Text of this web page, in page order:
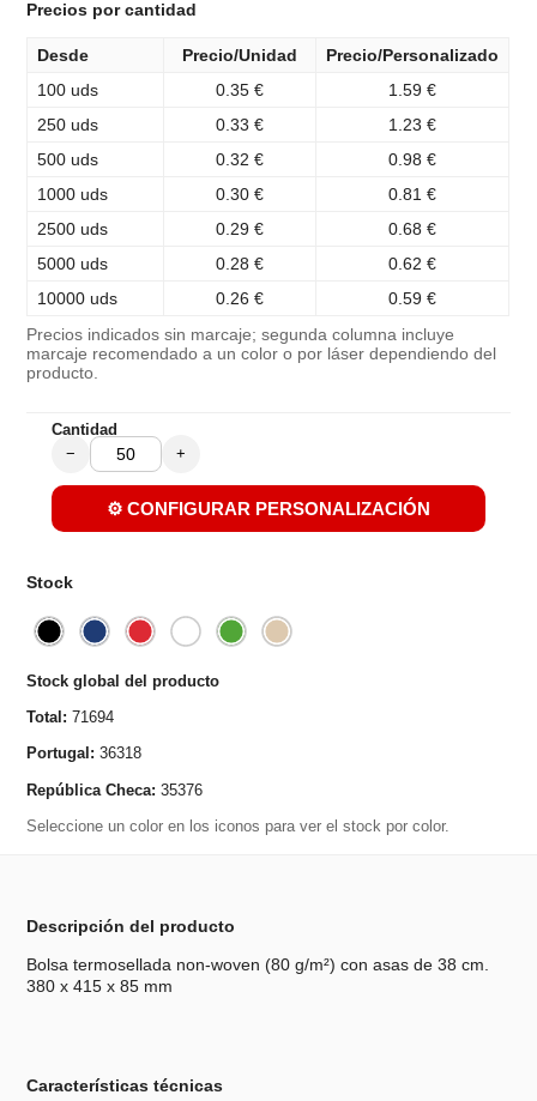
Precios por cantidad
Desde Precio/Unidad
Precio/Personalizado
100 uds
0.35 €
1.59 €
250 uds
0.33 €
1.23 €
500 uds
0.32 €
0.98 €
1000 uds
0.30 €
0.81 €
2500 uds
0.29 €
0.68 €
5000 uds
0.28 €
0.62 €
10000 uds
0.26 € 0.59 €
Precios indicados sin marcaje; segunda columna incluye
marcaje recomendado a un color o por láser dependiendo del
producto.
Cantidad
− +
⚙️ CONFIGURAR PERSONALIZACIÓN
Stock
Stock global del producto
Total: 71694
Portugal: 36318
República Checa: 35376
Seleccione un color en los iconos para ver el stock por color.
Descripción del producto
Bolsa termosellada non-woven (80 g/m²) con asas de 38 cm.
380 x 415 x 85 mm
Características técnicas